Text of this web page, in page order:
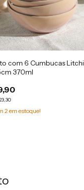
com 6 Cumbucas Litchi
370ml
2 em estoque!